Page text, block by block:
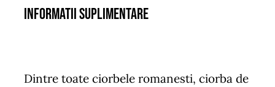
Informatii suplimentare
Dintre toate ciorbele romanesti, ciorba de